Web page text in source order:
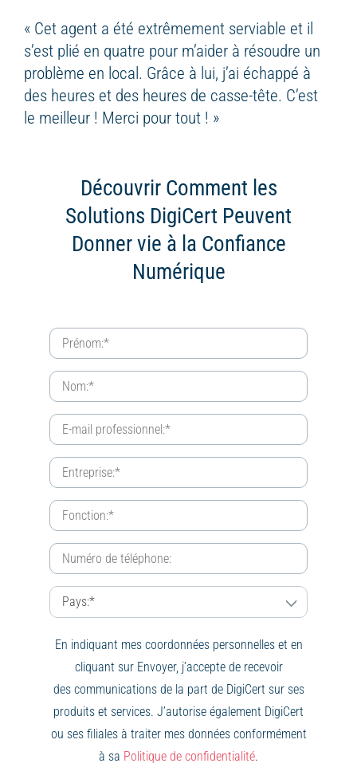
« Cet agent a été extrêmement serviable et il
s’est plié en quatre pour m’aider à résoudre un
problème en local. Grâce à lui, j’ai échappé à
des heures et des heures de casse-tête. C’est
le meilleur ! Merci pour tout ! »
Découvrir Comment les
Solutions DigiCert Peuvent
Donner vie à la Confiance
Numérique
En indiquant mes coordonnées personnelles et en
cliquant sur Envoyer, j’accepte de recevoir
des communications de la part de DigiCert sur ses
produits et services. J’autorise également DigiCert
ou ses filiales à traiter mes données conformément
à sa Politique de confidentialité.